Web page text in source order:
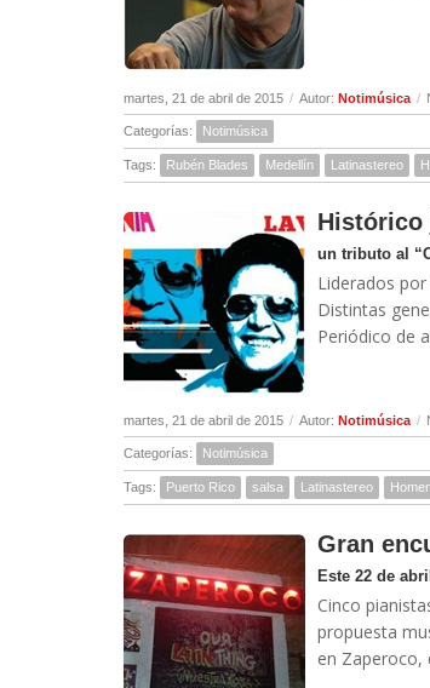
martes, 21 de abril de 2015 / Autor: Notimúsica /
Categorías: Notimúsica
Tags: Rubén Blades Medellín Latinastereo
Histórico
un tributo al
Liderados
Distintas
Periódico de
martes, 21 de abril de 2015 / Autor: Notimúsica /
Categorías: Notimúsica
Tags: Puerto Rico salsa Latinastereo
Gran
Este 22 de
Cinco
propuesta
en Zaperoco,